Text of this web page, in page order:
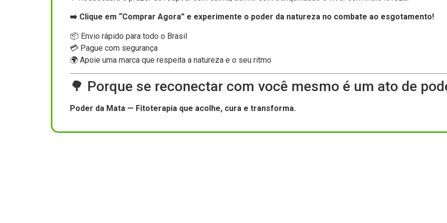
➡️ Clique em “Comprar Agora” e experimente o poder da natureza no combate ao esgotamento!
📦 Envio rápido para todo o Brasil
💳 Pague com segurança
🌍 Apoie uma marca que respeita a natureza e o seu ritmo
🌳 Porque se reconectar com você mesmo é um ato de
Poder da Mata — Fitoterapia que acolhe, cura e transforma.